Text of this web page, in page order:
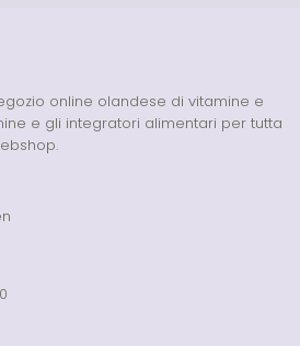
online olandese di vitamine e
e gli integratori alimentari per tutta